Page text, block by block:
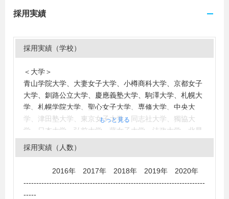
採用実績
採用実績（学校）
＜大学＞
青山学院大学、大妻女子大学、小樽商科大学、京都女子
大学、釧路公立大学、慶應義塾大学、駒澤大学、札幌大
学、札幌学院大学、聖心女子大学、専修大学、中央大
学、津田塾大学、東京女子大学、同志社大学、獨協大
学、日本大学、弘前大学、藤女子大学、法政大学、北星
学園大学、北海学園大学、北海商科大学、北海道大学、
北海道教育大学、明治大学、酪農学園大学、立教大学、
もっと見る
採用実績（人数）
2016年 2017年 2018年 2019年 2020年
-----------------------------------------------------------------------
-----